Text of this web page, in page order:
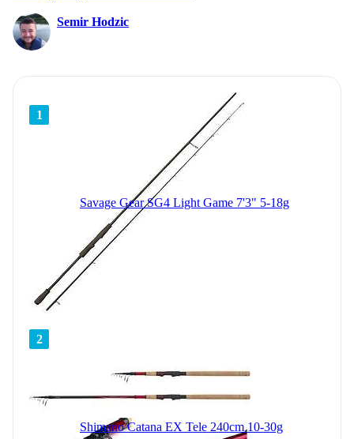
Semir Hodzic
1
Savage Gear SG4 Light Game 7'3" 5-18g
2
Shimano Catana EX Tele 240cm 10-30g